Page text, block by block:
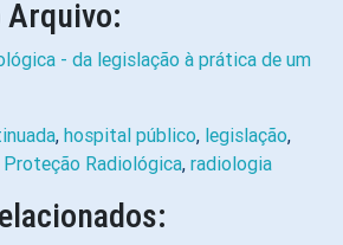
Arquivo:
- da legislação à prática de um
, hospital público, legislação,
Proteção Radiológica, radiologia